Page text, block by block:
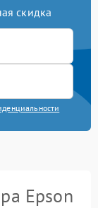
скидка
Epson